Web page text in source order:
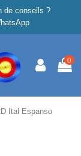
de conseils ?
0
Ital Espanso